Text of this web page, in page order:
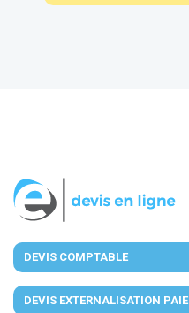
DEVIS COMPTABLE
DEVIS EXTERNALISATION PAIE